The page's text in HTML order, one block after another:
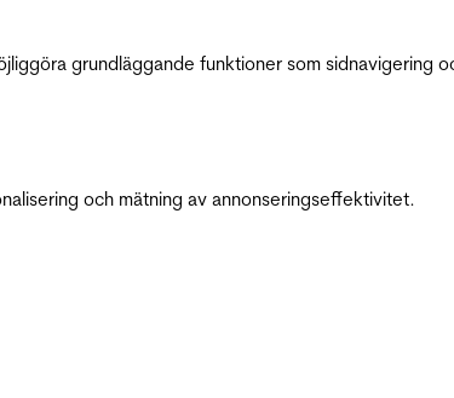
grundläggande funktioner som sidnavigering
och mätning av annonseringseffektivitet.